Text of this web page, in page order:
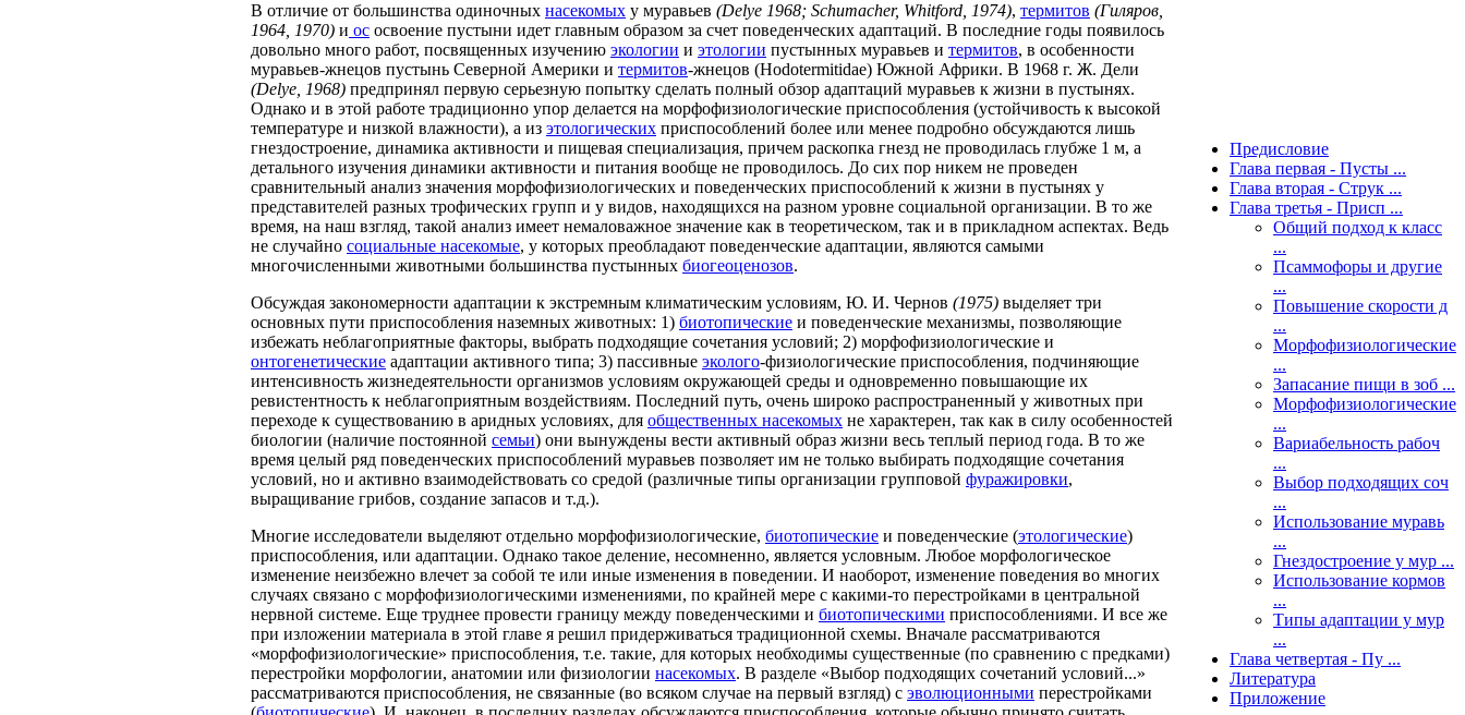
В отличие от большинства одиночных насекомых у муравьев (Delye 1968; Schumacher, Whitford, 1974), термитов (Гиляров,
1964, 1970) и ос освоение пустыни идет главным образом за счет поведенческих адаптаций. В последние годы появилось
довольно много работ, посвященных изучению экологии и этологии пустынных муравьев и термитов, в особенности
муравьев-жнецов пустынь Северной Америки и термитов-жнецов (Hodotermitidae) Южной Африки. В 1968 г. Ж. Дели
(Delye, 1968) предпринял первую серьезную попытку сделать полный обзор адаптаций муравьев к жизни в пустынях.
Однако и в этой работе традиционно упор делается на морфофизиологические приспособления (устойчивость к высокой
температуре и низкой влажности), а из этологических приспособлений более или менее подробно обсуждаются лишь
гнездостроение, динамика активности и пищевая специализация, причем раскопка гнезд не проводилась глубже 1 м, а
детального изучения динамики активности и питания вообще не проводилось. До сих пор никем не проведен
сравнительный анализ значения морфофизиологических и поведенческих приспособлений к жизни в пустынях у
представителей разных трофических групп и у видов, находящихся на разном уровне социальной организации. В то же
время, на наш взгляд, такой анализ имеет немаловажное значение как в теоретическом, так и в прикладном аспектах. Ведь
не случайно социальные насекомые, у которых преобладают поведенческие адаптации, являются самыми
многочисленными животными большинства пустынных биогеоценозов.
Обсуждая закономерности адаптации к экстремным климатическим условиям, Ю. И. Чернов (1975) выделяет три
основных пути приспособления наземных животных: 1) биотопические и поведенческие механизмы, позволяющие
избежать неблагоприятные факторы, выбрать подходящие сочетания условий; 2) морфофизиологические и
онтогенетические адаптации активного типа; 3) пассивные эколого-физиологические приспособления, подчиняющие
интенсивность жизнедеятельности организмов условиям окружающей среды и одновременно повышающие их
ревистентность к неблагоприятным воздействиям. Последний путь, очень широко распространенный у животных при
переходе к существованию в аридных условиях, для общественных насекомых не характерен, так как в силу особенностей
биологии (наличие постоянной семьи) они вынуждены вести активный образ жизни весь теплый период года. В то же
время целый ряд поведенческих приспособлений муравьев позволяет им не только выбирать подходящие сочетания
условий, но и активно взаимодействовать со средой (различные типы организации групповой фуражировки,
выращивание грибов, создание запасов и т.д.).
Многие исследователи выделяют отдельно морфофизиологические, биотопические и поведенческие (этологические)
приспособления, или адаптации. Однако такое деление, несомненно, является условным. Любое морфологическое
изменение неизбежно влечет за собой те или иные изменения в поведении. И наоборот, изменение поведения во многих
случаях связано с морфофизиологическими изменениями, по крайней мере с какими-то перестройками в центральной
нервной системе. Еще труднее провести границу между поведенческими и биотопическими приспособлениями. И все же
при изложении материала в этой главе я решил придерживаться традиционной схемы. Вначале рассматриваются
«морфофизиологические» приспособления, т.е. такие, для которых необходимы существенные (по сравнению с предками)
перестройки морфологии, анатомии или физиологии насекомых. В разделе «Выбор подходящих сочетаний условий...»
рассматриваются приспособления, не связанные (во всяком случае на первый взгляд) с эволюционными перестройками
Предисловие
Глава первая - Пусты ...
Глава вторая - Струк ...
Глава третья - Присп ...
Общий подход к класс
...
Псаммофоры и другие
...
Повышение скорости д
...
Морфофизиологические
...
Запасание пищи в зоб ...
Морфофизиологические
...
Вариабельность рабоч
...
Выбор подходящих соч
...
Использование муравь
...
Гнездостроение у мур ...
Использование кормов
...
Типы адаптации у мур
...
Глава четвертая - Пу ...
Литература
Приложение